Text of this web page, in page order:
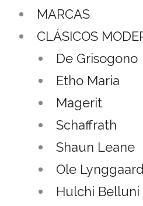
MARCAS
CLÁSICOS
De Grisogono
Etho Maria
Magerit
Schaffrath
Shaun Leane
Ole Lynggaard
Hulchi Belluni